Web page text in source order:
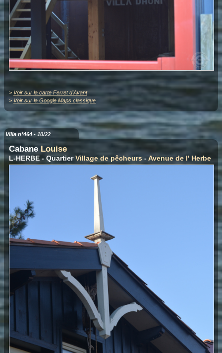
> Voir sur la carte Ferret d'Avant
> Voir sur la Google Maps classique
Villa n°464 - 10/22
Cabane Louise
L-HERBE - QuartierVillage de pêcheurs -Avenue de l' Herbe